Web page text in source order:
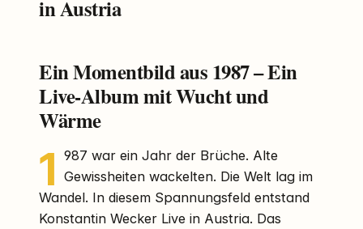
in Austria
Ein Momentbild aus 1987 – Ein
Live-Album mit Wucht und
Wärme
1 987 war ein Jahr der Brüche. Alte
Gewissheiten wackelten. Die Welt lag im
Wandel. In diesem Spannungsfeld entstand
Konstantin Wecker Live in Austria. Das